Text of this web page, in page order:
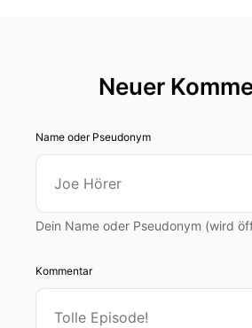
Neuer
Name oder Pseudonym
Dein Name oder Pseudonym (wird
Kommentar